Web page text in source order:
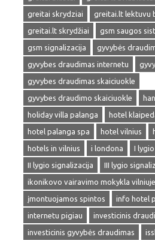
greitai skrydziai
greitai.lt lektuvu
greitai.lt skrydžiai
gsm saugos
gsm signalizacija
gyvybės
gyvybes draudimas internetu
gyvybes draudimas skaiciuokle
gyvybes draudimo skaiciuokle
holiday villa palanga
hotel
hotel palanga spa
hotel vilnius
hotels in vilnius
i londona
I
II lygio signalizacija
III lygio
ikonikovo vairavimo mokykla vilniuje
įmontuojamos spintos
info hotel
internetu pigiau
investicinis
investicinis gyvybės draudimas